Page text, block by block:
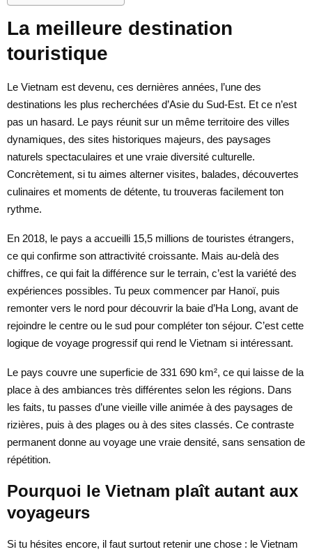
La meilleure destination
touristique
Le Vietnam est devenu, ces dernières années, l’une des
destinations les plus recherchées d’Asie du Sud-Est. Et ce n’est
pas un hasard. Le pays réunit sur un même territoire des villes
dynamiques, des sites historiques majeurs, des paysages
naturels spectaculaires et une vraie diversité culturelle.
Concrètement, si tu aimes alterner visites, balades, découvertes
culinaires et moments de détente, tu trouveras facilement ton
rythme.
En 2018, le pays a accueilli 15,5 millions de touristes étrangers,
ce qui confirme son attractivité croissante. Mais au-delà des
chiffres, ce qui fait la différence sur le terrain, c’est la variété des
expériences possibles. Tu peux commencer par Hanoï, puis
remonter vers le nord pour découvrir la baie d’Ha Long, avant de
rejoindre le centre ou le sud pour compléter ton séjour. C’est cette
logique de voyage progressif qui rend le Vietnam si intéressant.
Le pays couvre une superficie de 331 690 km², ce qui laisse de la
place à des ambiances très différentes selon les régions. Dans
les faits, tu passes d’une vieille ville animée à des paysages de
rizières, puis à des plages ou à des sites classés. Ce contraste
permanent donne au voyage une vraie densité, sans sensation de
répétition.
Pourquoi le Vietnam plaît autant aux
voyageurs
Si tu hésites encore, il faut surtout retenir une chose : le Vietnam